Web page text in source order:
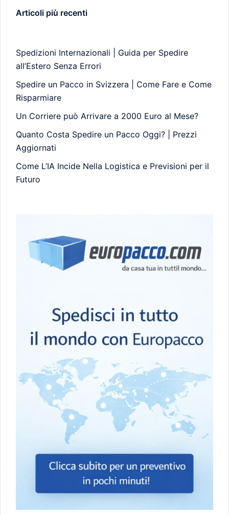
Articoli più recenti
Spedizioni Internazionali | Guida per Spedire
all’Estero Senza Errori
Spedire un Pacco in Svizzera | Come Fare e Come
Risparmiare
Un Corriere può Arrivare a 2000 Euro al Mese?
Quanto Costa Spedire un Pacco Oggi? | Prezzi
Aggiornati
Come L’IA Incide Nella Logistica e Previsioni per il
Futuro